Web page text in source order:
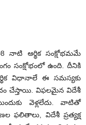
నాటి ఆర్థిక సంక్షోభమమే
సంక్షోభంలో ఉంది. దీనికి
విధానాలే ఈ సమస్యకు
చేస్తాయి. విఫలమైన విదేశీ
వెళ్లలేదు. వాటితో
ఫలితాలు, విదేశీ ప్రత్యక్ష